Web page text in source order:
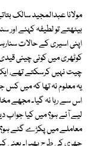
مولانا عبدالمجید سالک
بیٹھتے تو لطیفہ کہنے اور
اپنی اسیری کے حالات
کوٹھری میں کوئی چینی
چیت نہیں کرسکتے تھے،
یہ معلوم نہ تھا کہ میں کس
اس سے رہا نہ گیا۔ مجھے
لیے آئے ہو؟ میں کیا جواب
معاملے میں پکڑے گئے ہو؟